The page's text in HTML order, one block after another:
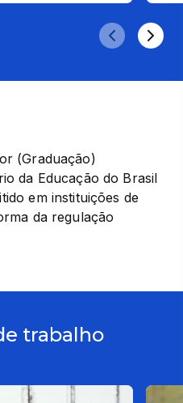
(Graduação)
da Educação do Brasil
em instituições de
da regulação
trabalho